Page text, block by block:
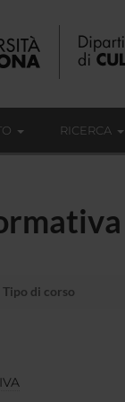
RICERCA
Tipo di corso